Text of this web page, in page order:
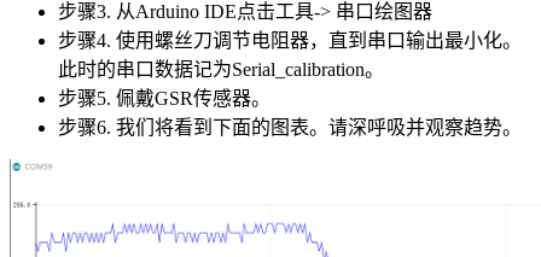
步骤3. 从Arduino IDE点击工具-> 串口绘图器
步骤4. 使用螺丝刀调节电阻器，直到串口输出最小化。
此时的串口数据记为Serial_calibration。
步骤5. 佩戴GSR传感器。
步骤6. 我们将看到下面的图表。请深呼吸并观察趋势。